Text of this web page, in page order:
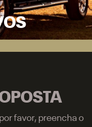
favor, preencha o